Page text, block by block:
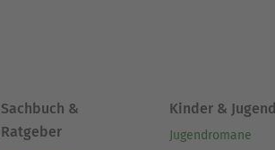
Sachbuch &
Ratgeber
Kinder & Jugend
Jugendromane